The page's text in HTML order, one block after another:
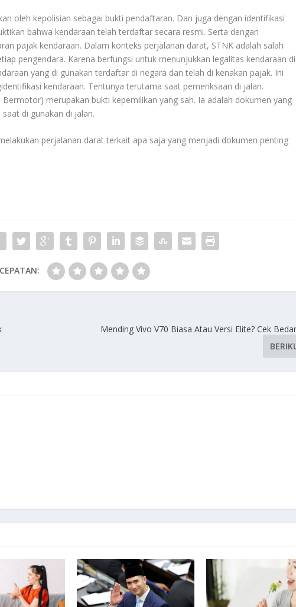
oleh kepolisian sebagai bukti pendaftaran. Dan juga dengan identifikasi
bahwa kendaraan telah terdaftar secara resmi. Serta dengan
pajak kendaraan. Dalam konteks perjalanan darat, STNK adalah salah
pengendara. Karena berfungsi untuk menunjukkan legalitas kendaraan di
yang di gunakan terdaftar di negara dan telah di kenakan pajak. Ini
kendaraan. Tentunya terutama saat pemeriksaan di jalan.
merupakan bukti kepemilikan yang sah. Ia adalah dokumen yang
di gunakan di jalan.
perjalanan darat terkait apa saja yang menjadi dokumen penting
Mending Vivo V70 Biasa Atau Versi Elite? Cek